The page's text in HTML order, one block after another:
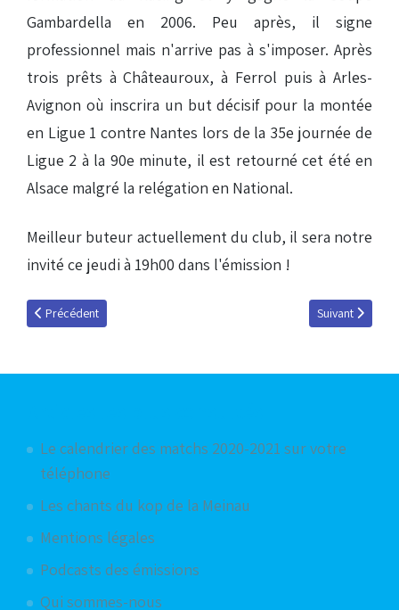
Gambardella en 2006. Peu après, il signe
professionnel mais n'arrive pas à s'imposer. Après
trois prêts à Châteauroux, à Ferrol puis à Arles-
Avignon où inscrira un but décisif pour la montée
en Ligue 1 contre Nantes lors de la 35e journée de
Ligue 2 à la 90e minute, il est retourné cet été en
Alsace malgré la relégation en National.
Meilleur buteur actuellement du club, il sera notre
invité ce jeudi à 19h00 dans l'émission !
Article précédent : Podcast du 6 janvier 2011
Précédent Article suivant
Suivant
Le calendrier des matchs 2020-2021 sur votre
téléphone
Les chants du kop de la Meinau
Mentions légales
Podcasts des émissions
Qui sommes-nous